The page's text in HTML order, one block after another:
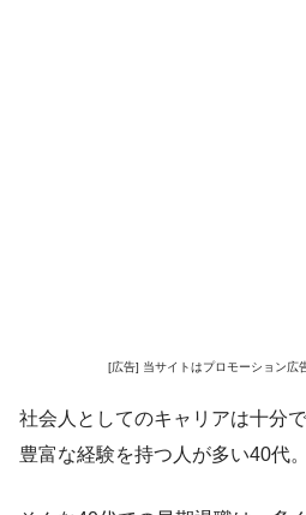
[広告] 当サイトはプロモーション広
社会人としてのキャリアは十分
豊富な経験を持つ人が多い40代。